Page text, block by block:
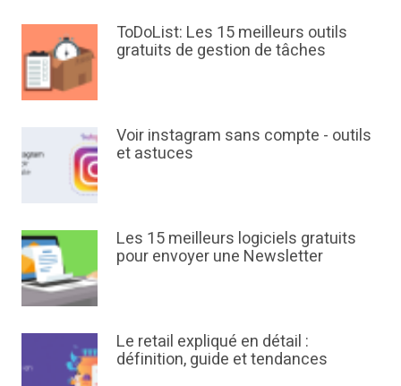
ToDoList: Les 15 meilleurs outils
gratuits de gestion de tâches
Voir instagram sans compte - outils
et astuces
Les 15 meilleurs logiciels gratuits
pour envoyer une Newsletter
Le retail expliqué en détail :
définition, guide et tendances